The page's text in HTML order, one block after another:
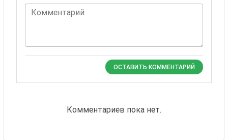
Комментарий
ОСТАВИТЬ КОММЕНТАРИЙ
Комментариев пока нет.